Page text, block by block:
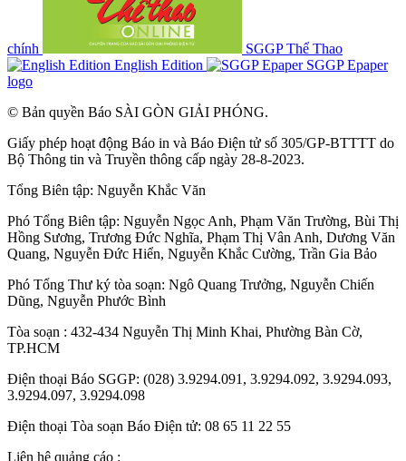
chính
SGGP Thể Thao
English Edition
SGGP Epaper
logo
© Bản quyền Báo SÀI GÒN GIẢI PHÓNG.
Giấy phép hoạt động Báo in và Báo Điện tử số 305/GP-BTTTT do
Bộ Thông tin và Truyền thông cấp ngày 28-8-2023.
Tổng Biên tập: Nguyễn Khắc Văn
Phó Tổng Biên tập: Nguyễn Ngọc Anh, Phạm Văn Trường, Bùi Thị
Hồng Sương, Trương Đức Nghĩa, Phạm Thị Vân Anh, Dương Văn
Quang, Nguyễn Đức Hiển, Nguyễn Khắc Cường, Trần Gia Bảo
Phó Tổng Thư ký tòa soạn: Ngô Quang Trưởng, Nguyễn Chiến
Dũng, Nguyễn Phước Bình
Tòa soạn : 432-434 Nguyễn Thị Minh Khai, Phường Bàn Cờ,
TP.HCM
Điện thoại Báo SGGP: (028) 3.9294.091, 3.9294.092, 3.9294.093,
3.9294.097, 3.9294.098
Điện thoại Tòa soạn Báo Điện tử: 08 65 11 22 55
Liên hệ quảng cáo :